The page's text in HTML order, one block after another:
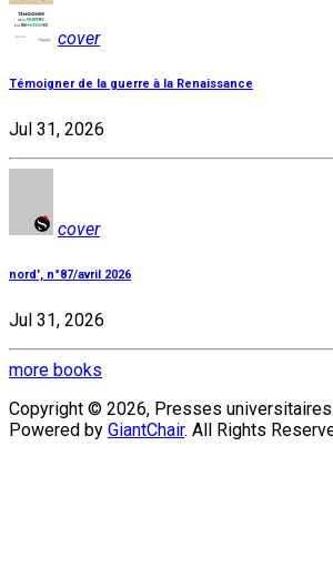
cover
Témoigner de la guerre à la Renaissance
Jul 31, 2026
cover
nord', n°87/avril 2026
Jul 31, 2026
more books
Copyright © 2026, Presses universitaires
Powered by GiantChair. All Rights